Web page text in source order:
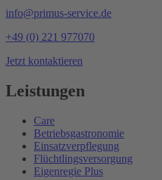
info@primus-service.de
+49 (0) 221 977070
Jetzt kontaktieren
Leistungen
Care
Betriebsgastronomie
Einsatzverpflegung
Flüchtlingsversorgung
Eigenregie Plus